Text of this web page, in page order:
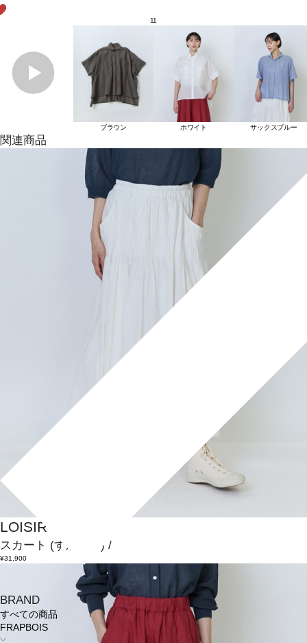
BRAND
すべての商品
FRAPBOIS
11
ブラウン ホワイト サックスブルー
関連商品
LOISIR
スカート (すかーと) /
¥31,900